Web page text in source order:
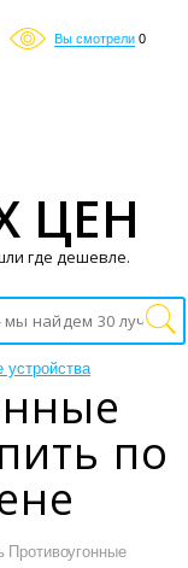
Вы смотрели 0
устройства
по
Противоугонные
ЦЕН
где дешевле.